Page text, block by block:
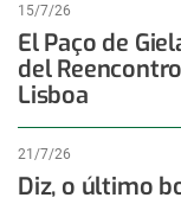
15/7/26
El Paço de
del
Lisboa
21/7/26
Diz, o último